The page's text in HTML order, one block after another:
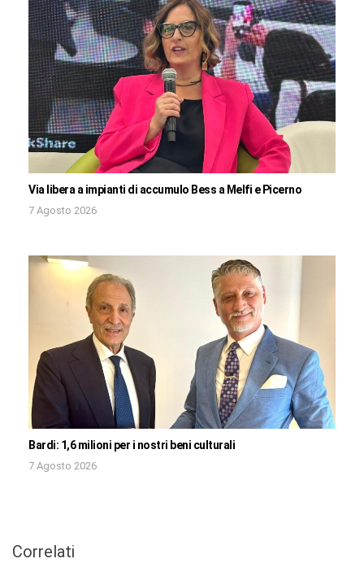
Via libera a impianti di accumulo Bess a Melfi e Picerno
7 Agosto 2026
Bardi: 1,6 milioni per i nostri beni culturali
7 Agosto 2026
Correlati